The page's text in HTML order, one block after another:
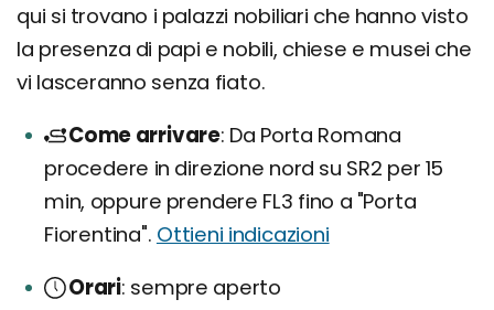
qui si trovano i palazzi nobiliari che hanno visto
la presenza di papi e nobili, chiese e musei che
vi lasceranno senza fiato.
Come arrivare Da Porta Romana
procedere in direzione nord su SR2 per 15
min, oppure prendere FL3 fino a "Porta
Fiorentina". Ottieni indicazioni
Orari sempre aperto